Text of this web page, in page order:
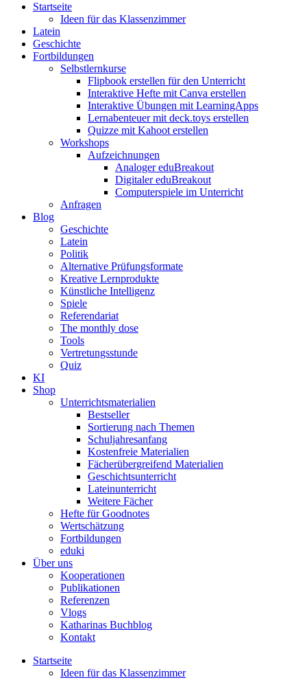
Startseite
Ideen für das Klassenzimmer
Latein
Geschichte
Fortbildungen
Selbstlernkurse
Flipbook erstellen für den Unterricht
Interaktive Hefte mit Canva erstellen
Interaktive Übungen mit LearningApps
Lernabenteuer mit deck.toys erstellen
Quizze mit Kahoot erstellen
Workshops
Aufzeichnungen
Analoger eduBreakout
Digitaler eduBreakout
Computerspiele im Unterricht
Anfragen
Blog
Geschichte
Latein
Politik
Alternative Prüfungsformate
Kreative Lernprodukte
Künstliche Intelligenz
Spiele
Referendariat
The monthly dose
Tools
Vertretungsstunde
Quiz
KI
Shop
Unterrichtsmaterialien
Bestseller
Sortierung nach Themen
Schuljahresanfang
Kostenfreie Materialien
Fächerübergreifend Materialien
Geschichtsunterricht
Lateinunterricht
Weitere Fächer
Hefte für Goodnotes
Wertschätzung
Fortbildungen
eduki
Über uns
Kooperationen
Publikationen
Referenzen
Vlogs
Katharinas Buchblog
Kontakt
Startseite
Ideen für das Klassenzimmer